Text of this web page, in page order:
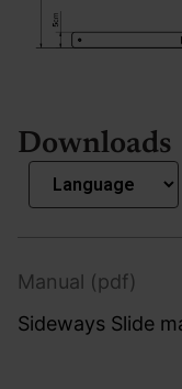
Downloads
Manual (pdf)
Sideways Slide